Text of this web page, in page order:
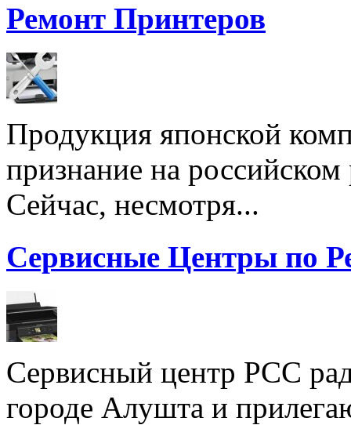
Ремонт Принтеров
Продукция японской
признание на
Сейчас, несмотря...
Сервисные Центры по
Сервисный центр РСС
городе Алушта и